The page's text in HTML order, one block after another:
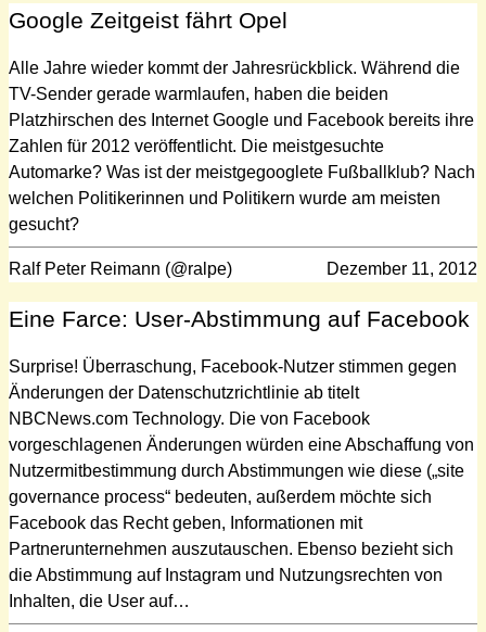
Google Zeitgeist fährt Opel
Alle Jahre wieder kommt der Jahresrückblick. Während die
TV-Sender gerade warmlaufen, haben die beiden
Platzhirschen des Internet Google und Facebook bereits ihre
Zahlen für 2012 veröffentlicht. Die meistgesuchte
Automarke? Was ist der meistgegooglete Fußballklub? Nach
welchen Politikerinnen und Politikern wurde am meisten
gesucht?
Ralf Peter Reimann (@ralpe) Dezember 11, 2012
Eine Farce: User-Abstimmung auf Facebook
Surprise! Überraschung, Facebook-Nutzer stimmen gegen
Änderungen der Datenschutzrichtlinie ab titelt
NBCNews.com Technology. Die von Facebook
vorgeschlagenen Änderungen würden eine Abschaffung von
Nutzermitbestimmung durch Abstimmungen wie diese („site
governance process“ bedeuten, außerdem möchte sich
Facebook das Recht geben, Informationen mit
Partnerunternehmen auszutauschen. Ebenso bezieht sich
die Abstimmung auf Instagram und Nutzungsrechten von
Inhalten, die User auf…